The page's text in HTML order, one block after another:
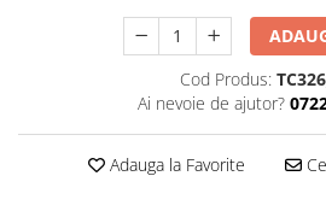
Tricouri drumetii
Tricouri pescari
Tricouri sporturi de iarna
Cod Produs:
Ai nevoie de ajutor?
Adauga la Favorite